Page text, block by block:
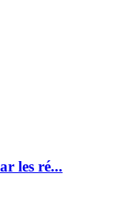
les ré...